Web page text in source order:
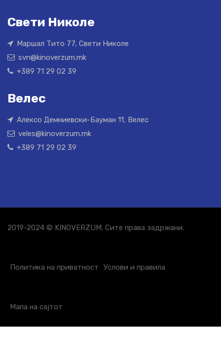
Свети Николе
Маршал Тито 77, Свети Николе
svn@kinoverzum.mk
+389 71 29 02 39
Велес
Алексо Демниевски-Бауман 11, Велес
veles@kinoverzum.mk
+389 71 29 02 39
2019-2024 © KINOVERZUM. Сите права задржани.
Политика на приватност Услови и правила
Мапа на сајтот